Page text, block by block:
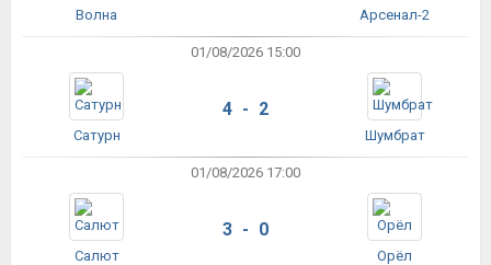
Волна Арсенал-2
01/08/2026 15:00
Сатурн
4 - 2
Шумбрат
01/08/2026 17:00
Салют
3 - 0
Орёл